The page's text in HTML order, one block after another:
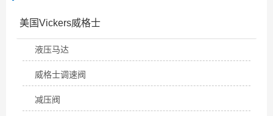
美国Vickers威格士
液压马达
威格士调速阀
减压阀